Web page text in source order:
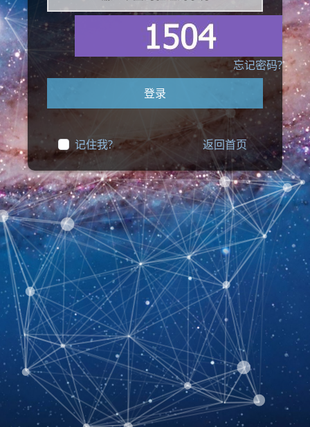
忘记密码?
记住我? 返回首页